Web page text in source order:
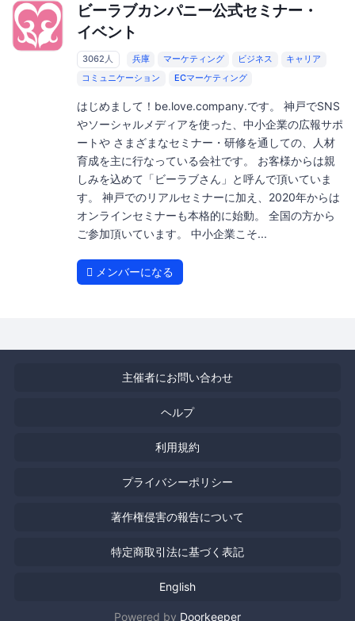
ビーラブカンパニー公式セミナー・
イベント
3062人 兵庫 マーケティング ビジネス
キャリア
コミュニケーション
ECマーケティング
はじめまして！be.love.company.です。 神戸でSNS
やソーシャルメディアを使った、中小企業の広報サポ
ートや さまざまなセミナー・研修を通しての、人材
育成を主に行なっている会社です。 お客様からは親
しみを込めて「ビーラブさん」と呼んで頂いていま
す。 神戸でのリアルセミナーに加え、2020年からは
オンラインセミナーも本格的に始動。 全国の方から
ご参加頂いています。 中小企業こそ...
メンバーになる
主催者にお問い合わせ
ヘルプ
利用規約
プライバシーポリシー
著作権侵害の報告について
特定商取引法に基づく表記
English
Powered by Doorkeeper